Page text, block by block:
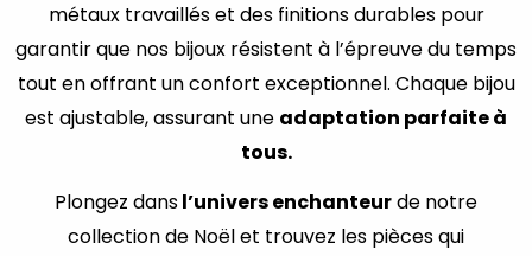
métaux travaillés et des finitions durables pour
garantir que nos bijoux résistent à l’épreuve du temps
tout en offrant un confort exceptionnel. Chaque bijou
est ajustable, assurant une adaptation parfaite à
tous.
Plongez dansl’univers enchanteurde notre
collection de Noël et trouvez les pièces qui